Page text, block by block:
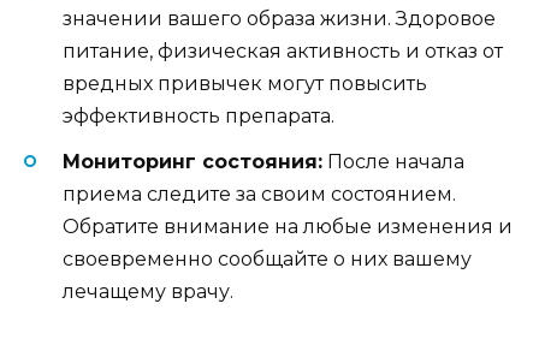
значении вашего образа жизни. Здоровое
питание, физическая активность и отказ от
вредных привычек могут повысить
эффективность препарата.
Мониторинг состояния: После начала
приема следите за своим состоянием.
Обратите внимание на любые изменения и
своевременно сообщайте о них вашему
лечащему врачу.